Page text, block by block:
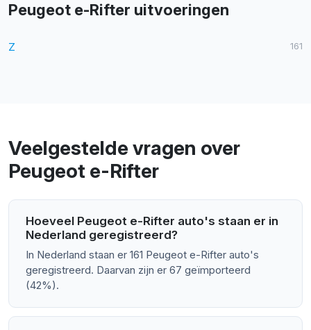
Peugeot e-Rifter uitvoeringen
Z 161
Veelgestelde vragen over
Peugeot e-Rifter
Hoeveel Peugeot e-Rifter auto's staan er in
Nederland geregistreerd?
In Nederland staan er 161 Peugeot e-Rifter auto's
geregistreerd. Daarvan zijn er 67 geïmporteerd
(42%).